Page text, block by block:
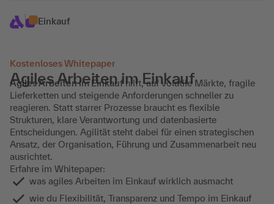
Einkauf
Kostenloses Whitepaper
Agiles Arbeiten im Einkauf
Agiles Arbeiten im Einkaufhilft, auf volatile Märkte, fragile
Lieferketten und steigende Anforderungen schneller zu
reagieren. Statt starrer Prozesse braucht es flexible
Strukturen, klare Verantwortung und datenbasierte
Entscheidungen. Agilität steht dabei für einen strategischen
Ansatz, der Organisation, Führung und Zusammenarbeit neu
ausrichtet.
Erfahre im Whitepaper:
was agiles Arbeiten im Einkauf wirklich ausmacht
wie du Flexibilität, Transparenz und Tempo im Einkauf